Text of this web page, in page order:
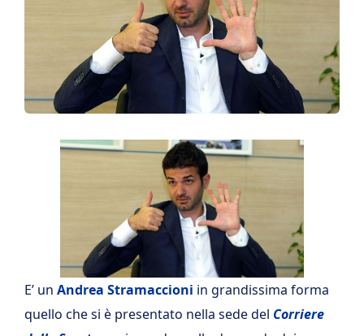
E’ un Andrea Stramaccioni in grandissima forma
quello che si è presentato nella sede del Corriere